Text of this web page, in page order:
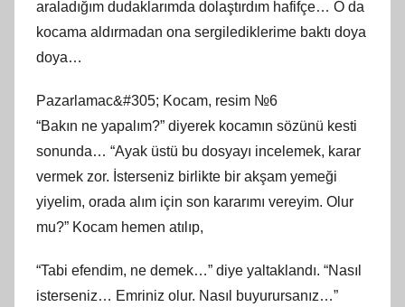
araladığım dudaklarımda dolaştırdım hafifçe… O da
kocama aldırmadan ona sergilediklerime baktı doya
doya…
Pazarlamac&#305; Kocam, resim №6
“Bakın ne yapalım?” diyerek kocamın sözünü kesti
sonunda… “Ayak üstü bu dosyayı incelemek, karar
vermek zor. İsterseniz birlikte bir akşam yemeği
yiyelim, orada alım için son kararımı vereyim. Olur
mu?” Kocam hemen atılıp,
“Tabi efendim, ne demek…” diye yaltaklandı. “Nasıl
isterseniz… Emriniz olur. Nasıl buyurursanız…”